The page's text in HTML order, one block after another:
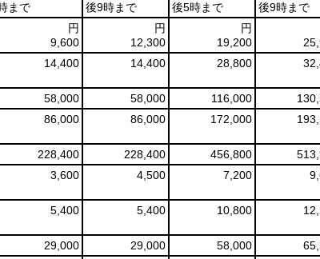
まで
後9時まで
後5時まで
後9時まで
円
9,600
円
12,300
円
19,200
14,400 14,400 28,800
58,000 58,000 116,000
86,000 86,000 172,000
228,400 228,400 456,800
3,600 4,500 7,200
5,400 5,400 10,800
29,000 29,000 58,000